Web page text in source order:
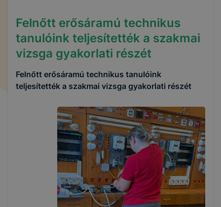
Felnőtt erősáramú technikus
tanulóink teljesítették a szakmai
vizsga gyakorlati részét
Felnőtt erősáramú technikus tanulóink
teljesítették a szakmai vizsga gyakorlati részét